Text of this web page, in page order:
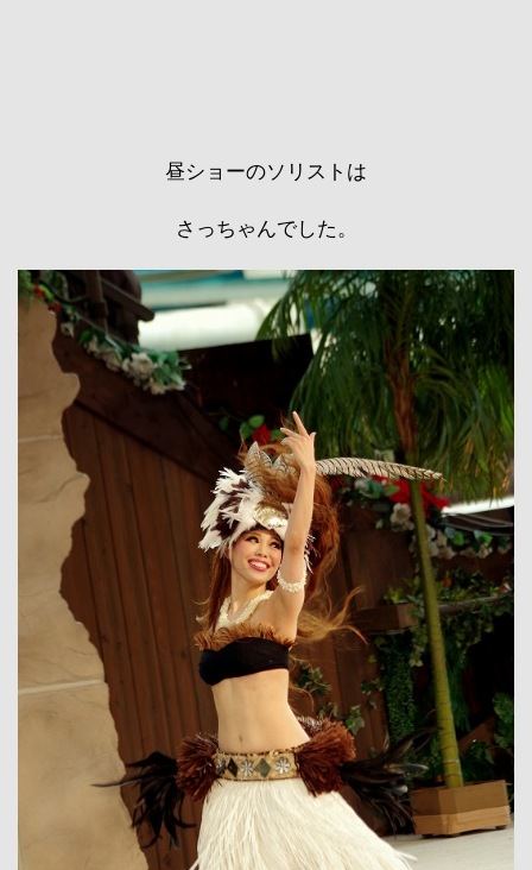
昼ショーのソリストは
さっちゃんでした。